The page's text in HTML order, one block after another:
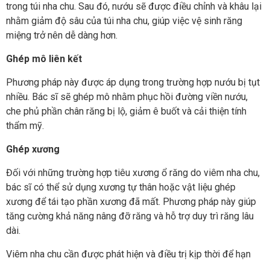
trong túi nha chu. Sau đó, nướu sẽ được điều chỉnh và khâu lại
nhằm giảm độ sâu của túi nha chu, giúp việc vệ sinh răng
miệng trở nên dễ dàng hơn.
Ghép mô liên kết
Phương pháp này được áp dụng trong trường hợp nướu bị tụt
nhiều. Bác sĩ sẽ ghép mô nhằm phục hồi đường viền nướu,
che phủ phần chân răng bị lộ, giảm ê buốt và cải thiện tính
thẩm mỹ.
Ghép xương
Đối với những trường hợp tiêu xương ổ răng do viêm nha chu,
bác sĩ có thể sử dụng xương tự thân hoặc vật liệu ghép
xương để tái tạo phần xương đã mất. Phương pháp này giúp
tăng cường khả năng nâng đỡ răng và hỗ trợ duy trì răng lâu
dài.
Viêm nha chu cần được phát hiện và điều trị kịp thời để hạn